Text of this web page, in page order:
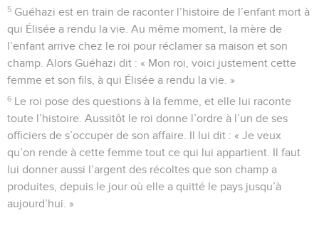
5 Guéhazi est en train de raconter l’histoire de l’enfant mort à
qui Élisée a rendu la vie. Au même moment, la mère de
l’enfant arrive chez le roi pour réclamer sa maison et son
champ. Alors Guéhazi dit : « Mon roi, voici justement cette
femme et son fils, à qui Élisée a rendu la vie. »
6 Le roi pose des questions à la femme, et elle lui raconte
toute l’histoire. Aussitôt le roi donne l’ordre à l’un de ses
officiers de s’occuper de son affaire. Il lui dit : « Je veux
qu’on rende à cette femme tout ce qui lui appartient. Il faut
lui donner aussi l’argent des récoltes que son champ a
produites, depuis le jour où elle a quitté le pays jusqu’à
aujourd’hui. »